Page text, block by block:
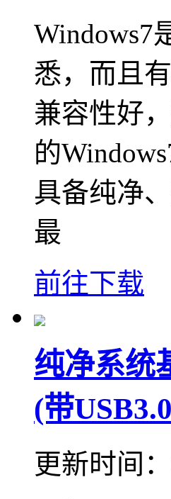
Windows7
悉，而且
兼容性好
的
具备纯净
最
前往下载
纯净系统
(带
更新时间：